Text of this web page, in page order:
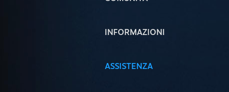
INFORMAZIONI
ASSISTENZA